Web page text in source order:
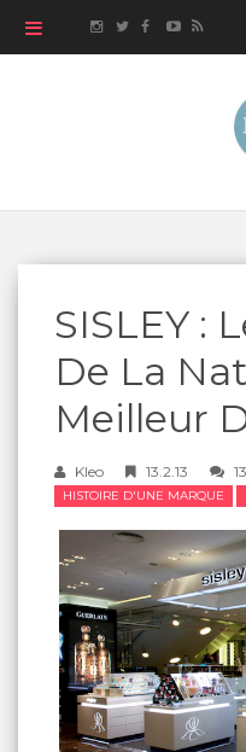
SISLEY :
De La
Meilleur
Kleo 13.2.13
HISTOIRE D'UNE MARQUE